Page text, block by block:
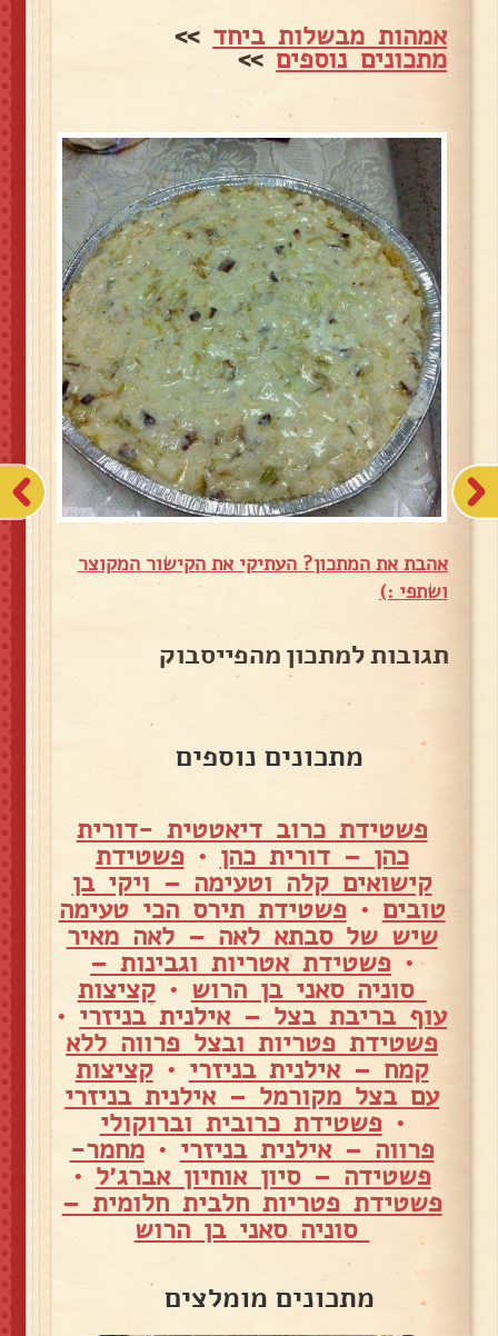
אמהות מבשלות ביחד >>
מתכונים נוספים>>
אהבת את המתכון? העתיקי את הקישור המקוצר
ושתפי :)
תגובות למתכון מהפייסבוק
מתכונים נוספים
פשטידת כרוב דיאטטית -דורית
כהן – דורית כהן • פשטידת
קישואים קלה וטעימה – ויקי בן
טובים • פשטידת תירס הכי טעימה
שיש של סבתא לאה – לאה מאיר
• פשטידת אטריות וגבינות –
סוניה סאני בן הרוש •קציצות
עוף בריבת בצל – אילנית בניזרי •
פשטידת פטריות ובצל פרווה ללא
קמח – אילנית בניזרי •קציצות
עם בצל מקורמל – אילנית בניזרי
• פשטידת כרובית וברוקולי
פרווה – אילנית בניזרי •מחמר-
פשטידה – סיון אוחיון אברג׳ל •
פשטידת פטריות חלבית חלומית –
סוניה סאני בן הרוש
מתכונים מומלצים